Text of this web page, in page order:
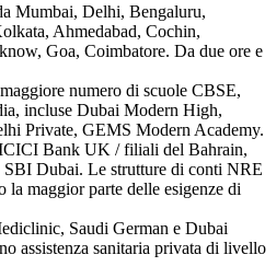
Mumbai, Delhi, Bengaluru,
Ahmedabad, Cochin,
Goa, Coimbatore. Da due ore e
numero di scuole CBSE,
incluse Dubai Modern High,
Private, GEMS Modern Academy.
Bank UK / filiali del Bahrain,
Dubai. Le strutture di conti NRE
maggior parte delle esigenze di
Saudi German e Dubai
assistenza sanitaria privata di livello